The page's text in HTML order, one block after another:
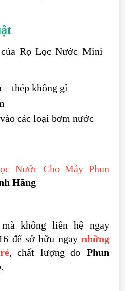
Rọ Lọc Nước Mini
– thép không gỉ
các loại bơm nước
Nước Cho Máy Phun
Hãng
không liên hệ ngay
để sở hữu ngay những
, chất lượng do Phun